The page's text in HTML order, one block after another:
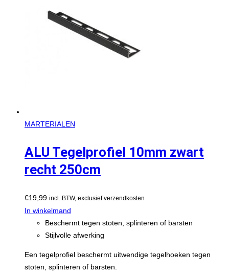
MARTERIALEN
ALU Tegelprofiel 10mm zwart
recht 250cm
€19,99 incl. BTW, exclusief verzendkosten
In winkelmand
Beschermt tegen stoten, splinteren of barsten
Stijlvolle afwerking
Een tegelprofiel beschermt uitwendige tegelhoeken tegen
stoten, splinteren of barsten.